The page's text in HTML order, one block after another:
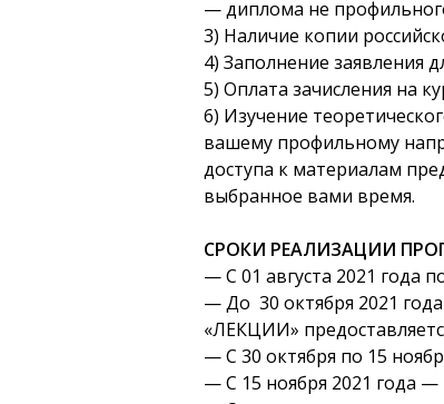
— диплома не
3) Наличие копии
4) Заполнение заявления
5) Оплата зачисления на
6) Изучение
вашему профильному
доступа к материалам
выбранное вами время.
СРОКИ РЕАЛИЗАЦИИ
— С 01 августа 2021 года
— До 30 октября 2021
«ЛЕКЦИИ»
— С 30 октября по 15
— С 15 ноября 2021 года —